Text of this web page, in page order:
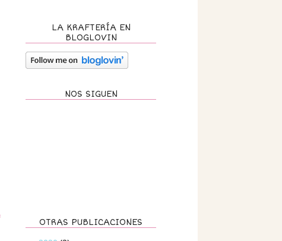
LA KRAFTERÍA EN
BLOGLOVIN
NOS SIGUEN
OTRAS PUBLICACIONES